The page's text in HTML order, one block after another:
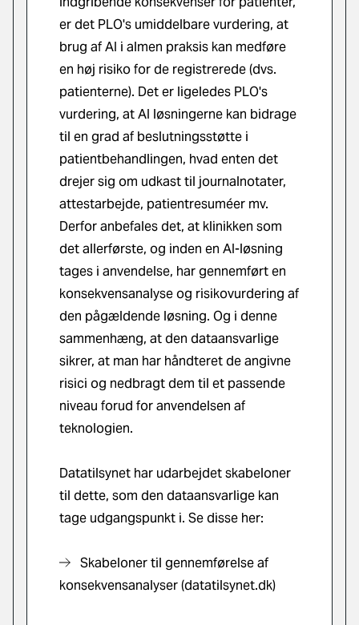
er det PLO's umiddelbare vurdering, at
brug af AI i almen praksis kan medføre
en høj risiko for de registrerede (dvs.
patienterne). Det er ligeledes PLO's
vurdering, at AI løsningerne kan bidrage
til en grad af beslutningsstøtte i
patientbehandlingen, hvad enten det
drejer sig om udkast til journalnotater,
attestarbejde, patientresuméer mv.
Derfor anbefales det, at klinikken som
det allerførste, og inden en AI-løsning
tages i anvendelse, har gennemført en
konsekvensanalyse og risikovurdering af
den pågældende løsning. Og i denne
sammenhæng, at den dataansvarlige
sikrer, at man har håndteret de angivne
risici og nedbragt dem til et passende
niveau forud for anvendelsen af
teknologien.
Datatilsynet har udarbejdet skabeloner
til dette, som den dataansvarlige kan
tage udgangspunkt i. Se disse her:
Skabeloner til gennemførelse af
konsekvensanalyser (datatilsynet.dk)